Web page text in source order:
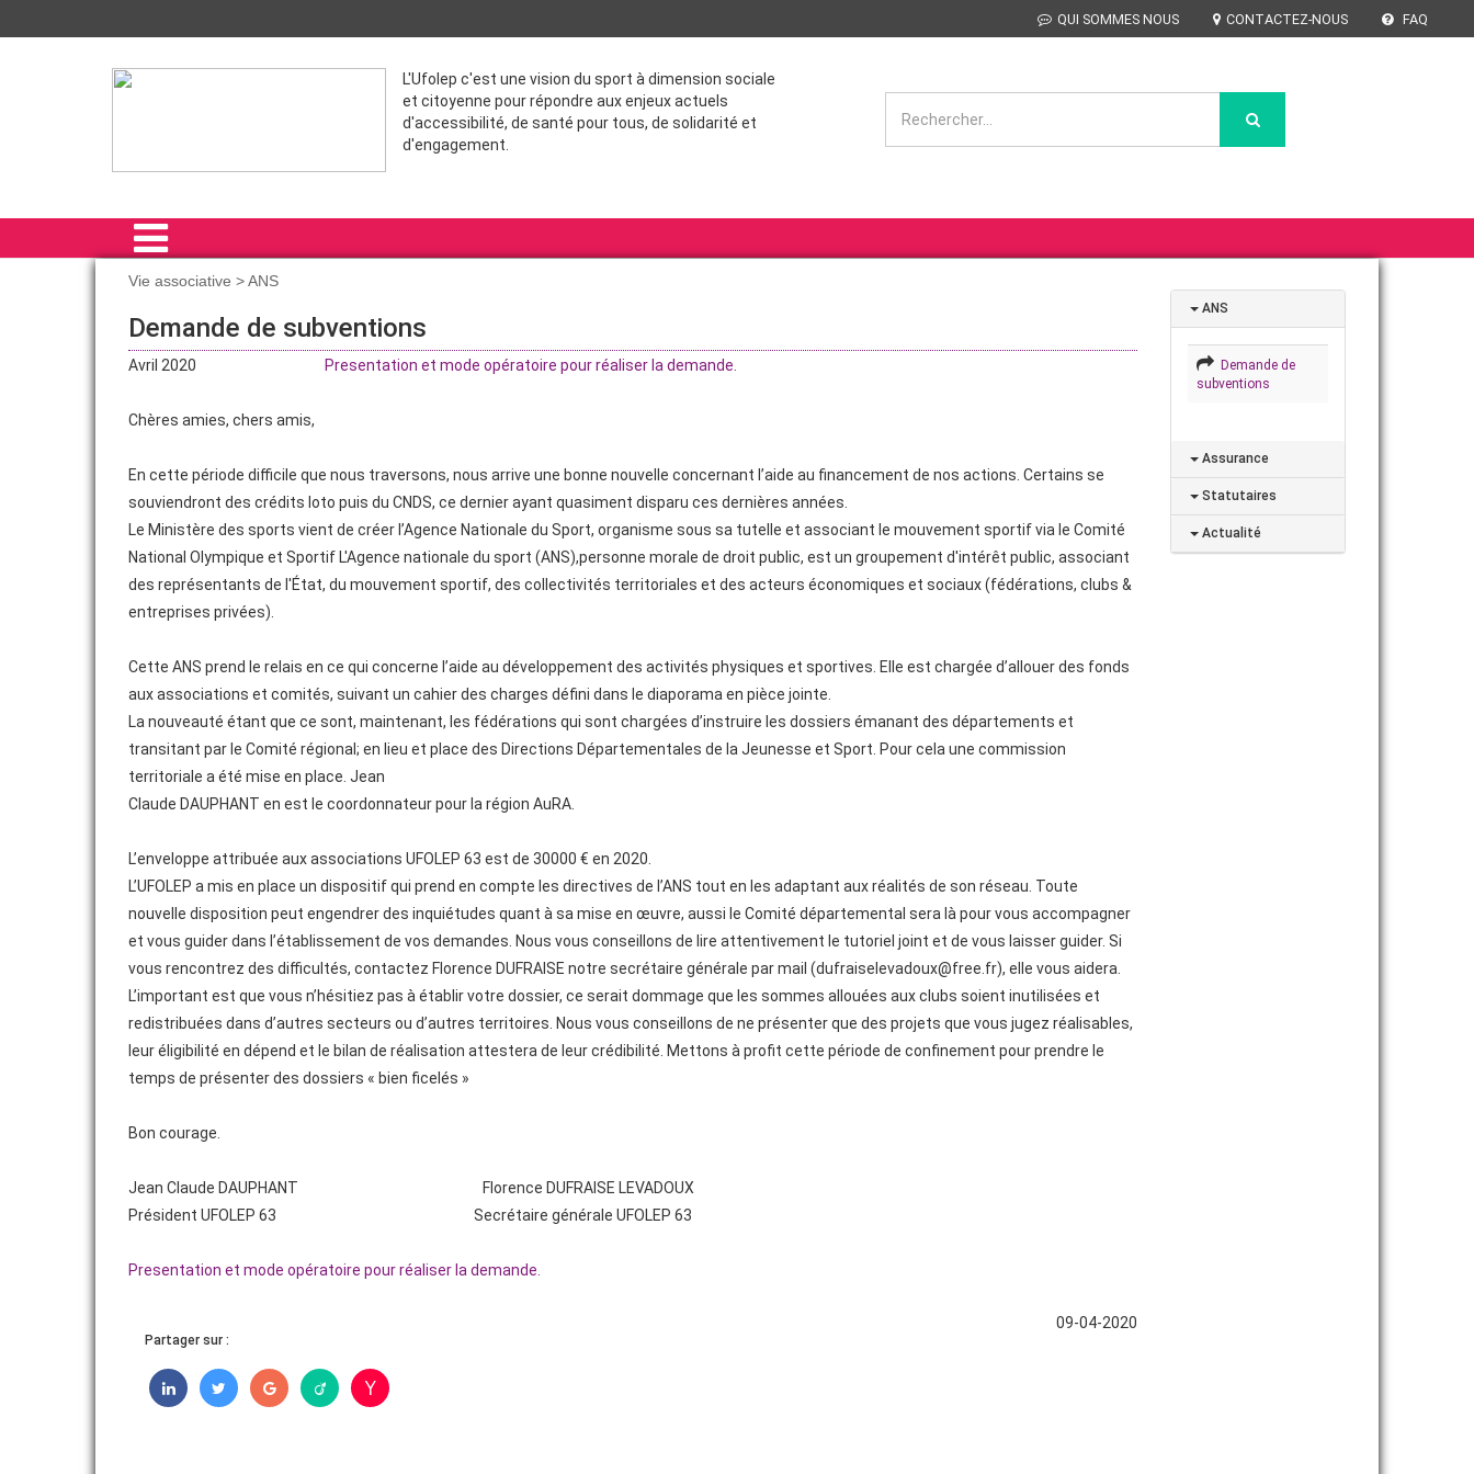
QUI SOMMES NOUS CONTACTEZ-NOUS FAQ
L'Ufolep c'est une vision du sport à dimension sociale
et citoyenne pour répondre aux enjeux actuels
d'accessibilité, de santé pour tous, de solidarité et
d'engagement.
ACTIVITÉS SPORTIVES
VIE ASSOCIATIVE
ADHÉRER
Vie associative > ANS
Demande de subventions
Avril 2020 Presentation et mode opératoire pour réaliser la demande.
Chères amies, chers amis,
En cette période difficile que nous traversons, nous arrive une bonne nouvelle concernant l’aide au financement de nos actions. Certains se
souviendront des crédits loto puis du CNDS, ce dernier ayant quasiment disparu ces dernières années.
Le Ministère des sports vient de créer l’Agence Nationale du Sport, organisme sous sa tutelle et associant le mouvement sportif via le Comité
National Olympique et Sportif L'Agence nationale du sport (ANS),personne morale de droit public, est un groupement d'intérêt public, associant
des représentants de l'État, du mouvement sportif, des collectivités territoriales et des acteurs économiques et sociaux (fédérations, clubs &
entreprises privées).
Cette ANS prend le relais en ce qui concerne l’aide au développement des activités physiques et sportives. Elle est chargée d’allouer des fonds
aux associations et comités, suivant un cahier des charges défini dans le diaporama en pièce jointe.
La nouveauté étant que ce sont, maintenant, les fédérations qui sont chargées d’instruire les dossiers émanant des départements et
transitant par le Comité régional; en lieu et place des Directions Départementales de la Jeunesse et Sport. Pour cela une commission
territoriale a été mise en place. Jean
Claude DAUPHANT en est le coordonnateur pour la région AuRA.
L’enveloppe attribuée aux associations UFOLEP 63 est de 30000 € en 2020.
L’UFOLEP a mis en place un dispositif qui prend en compte les directives de l’ANS tout en les adaptant aux réalités de son réseau. Toute
nouvelle disposition peut engendrer des inquiétudes quant à sa mise en œuvre, aussi le Comité départemental sera là pour vous accompagner
et vous guider dans l’établissement de vos demandes. Nous vous conseillons de lire attentivement le tutoriel joint et de vous laisser guider. Si
vous rencontrez des difficultés, contactez Florence DUFRAISE notre secrétaire générale par mail (dufraiselevadoux@free.fr), elle vous aidera.
L’important est que vous n’hésitiez pas à établir votre dossier, ce serait dommage que les sommes allouées aux clubs soient inutilisées et
redistribuées dans d’autres secteurs ou d’autres territoires. Nous vous conseillons de ne présenter que des projets que vous jugez réalisables,
leur éligibilité en dépend et le bilan de réalisation attestera de leur crédibilité. Mettons à profit cette période de confinement pour prendre le
temps de présenter des dossiers « bien ficelés »
Bon courage.
Jean Claude DAUPHANT Florence DUFRAISE LEVADOUX
Président UFOLEP 63 Secrétaire générale UFOLEP 63
Presentation et mode opératoire pour réaliser la demande.
09-04-2020
Partager sur :
ANS
Demande de
subventions
Assurance
Statutaires
Actualité